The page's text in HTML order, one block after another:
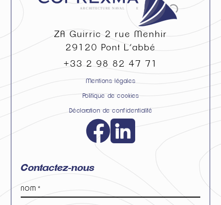
ZA Guirric 2 rue Menhir
29120
Pont L’abbé
+33 2 98 82 47 71
Mentions légales
Politique de cookies
Déclaration de confidentialité
Contactez-nous
Nom *